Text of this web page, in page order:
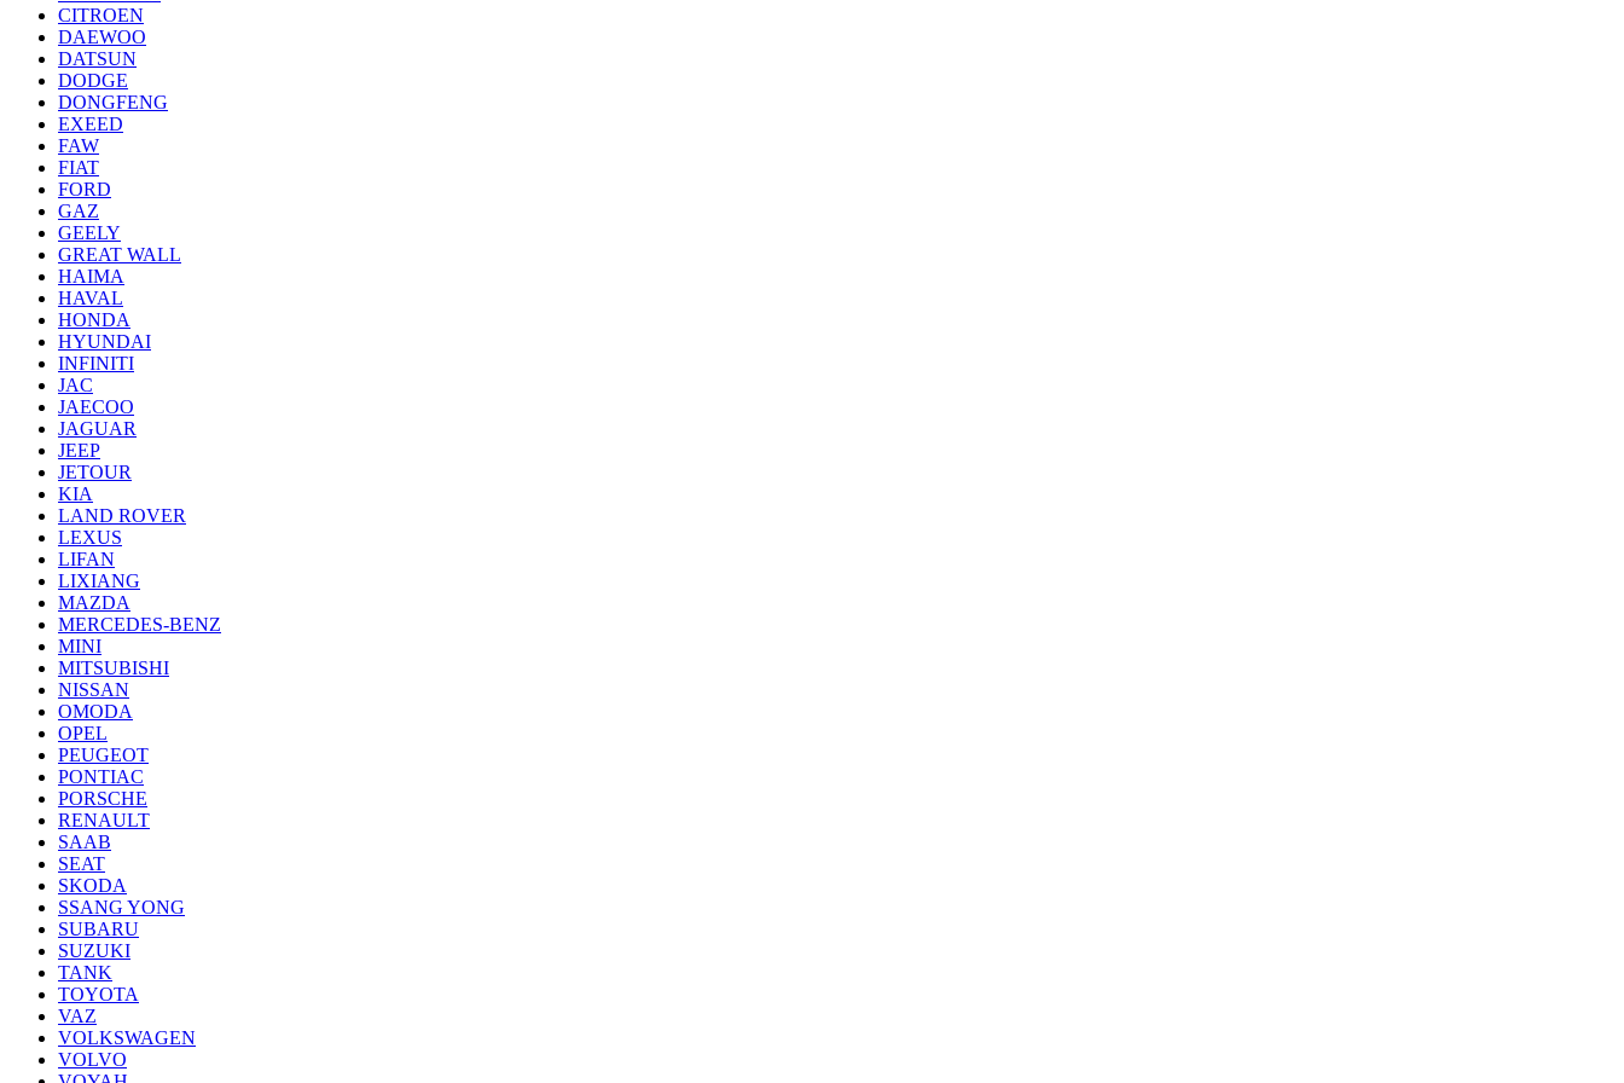
CITROEN
DAEWOO
DATSUN
DODGE
DONGFENG
EXEED
FAW
FIAT
FORD
GAZ
GEELY
GREAT WALL
HAIMA
HAVAL
HONDA
HYUNDAI
INFINITI
JAC
JAECOO
JAGUAR
JEEP
JETOUR
KIA
LAND ROVER
LEXUS
LIFAN
LIXIANG
MAZDA
MERCEDES-BENZ
MINI
MITSUBISHI
NISSAN
OMODA
OPEL
PEUGEOT
PONTIAC
PORSCHE
RENAULT
SAAB
SEAT
SKODA
SSANG YONG
SUBARU
SUZUKI
TANK
TOYOTA
VAZ
VOLKSWAGEN
VOLVO